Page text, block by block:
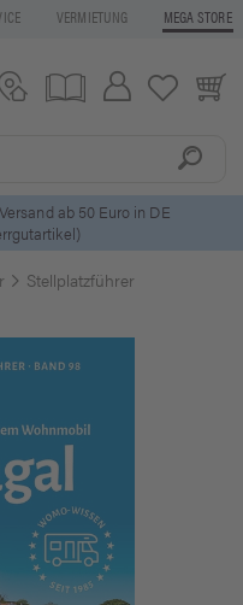
VERMIETUNG MEGA STORE
Anmeldung
Stellplatzführer